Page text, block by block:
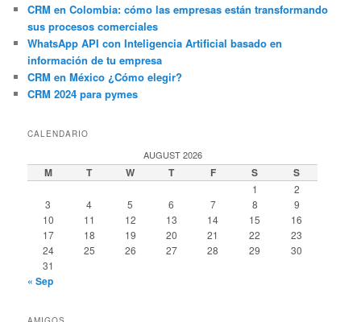
CRM en Colombia: cómo las empresas están transformando
sus procesos comerciales
WhatsApp API con Inteligencia Artificial basado en
información de tu empresa
CRM en México ¿Cómo elegir?
CRM 2024 para pymes
CALENDARIO
AUGUST 2026
M T W T F S S
1
2
3
4 5 6 7 8
9
10
11 12 13 14 15
16
17
18 19 20 21 22
23
24
25 26 27 28 29
30
31
« Sep